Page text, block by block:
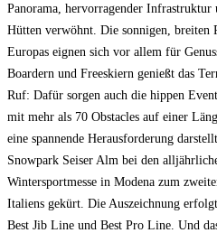
Panorama, hervorragender Infrastruktur
Hütten verwöhnt. Die sonnigen, breiten
Europas eignen sich vor allem für
Boardern und Freeskiern genießt das
Ruf: Dafür sorgen auch die hippen
mit mehr als 70 Obstacles auf einer
eine spannende Herausforderung
Snowpark Seiser Alm bei den
Wintersportmesse in Modena zum
Italiens gekürt. Die Auszeichnung
Best Jib Line und Best Pro Line. Und